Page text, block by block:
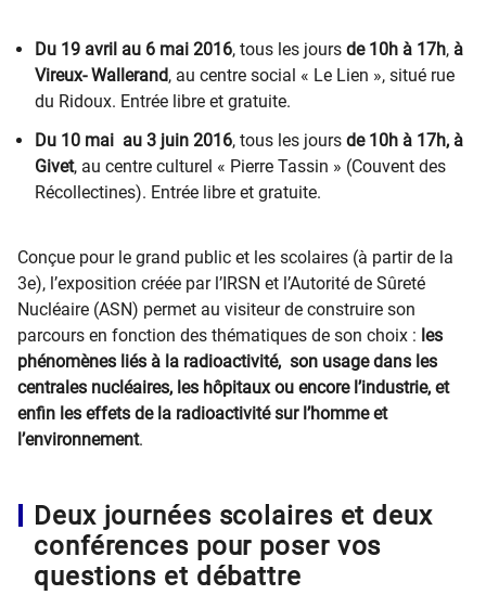
Du 19 avril au 6 mai 2016, tous les jours de 10h à 17h, à
Vireux- Wallerand, au centre social « Le Lien », situé rue
du Ridoux. Entrée libre et gratuite.
Du 10 mai au 3 juin 2016, tous les jours de 10h à 17h, à
Givet, au centre culturel « Pierre Tassin » (Couvent des
Récollectines). Entrée libre et gratuite.
Conçue pour le grand public et les scolaires (à partir de la
3e), l’exposition créée par l’IRSN et l’Autorité de Sûreté
Nucléaire (ASN) permet au visiteur de construire son
parcours en fonction des thématiques de son choix : les
phénomènes liés à la radioactivité, son usage dans les
centrales nucléaires, les hôpitaux ou encore l’industrie, et
enfin les effets de la radioactivité sur l’homme et
l’environnement.
Deux journées scolaires et deux
conférences pour poser vos
questions et débattre